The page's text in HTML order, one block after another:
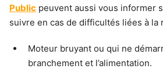
Public peuvent aussi vous informer
suivre en cas de difficultés liées à la
Moteur bruyant ou qui ne
branchement et l’alimentation.